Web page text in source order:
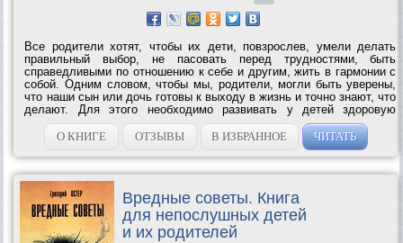
Все родители хотят, чтобы их дети, повзрослев, умели делать
правильный выбор, не пасовать перед трудностями, быть
справедливыми по отношению к себе и другим, жить в гармонии с
собой. Одним словом, чтобы мы, родители, могли быть уверены,
что наши сын или дочь готовы к выходу в жизнь и точно знают, что
делают. Для этого необходимо развивать у детей здоровую
самооценку. Любящие мамы и папы всегда поддерживают своих
детей, но одной лишь...
О КНИГЕ ОТЗЫВЫ В ИЗБРАННОЕ ЧИТАТЬ
Вредные советы. Книга
для непослушных детей
и их родителей